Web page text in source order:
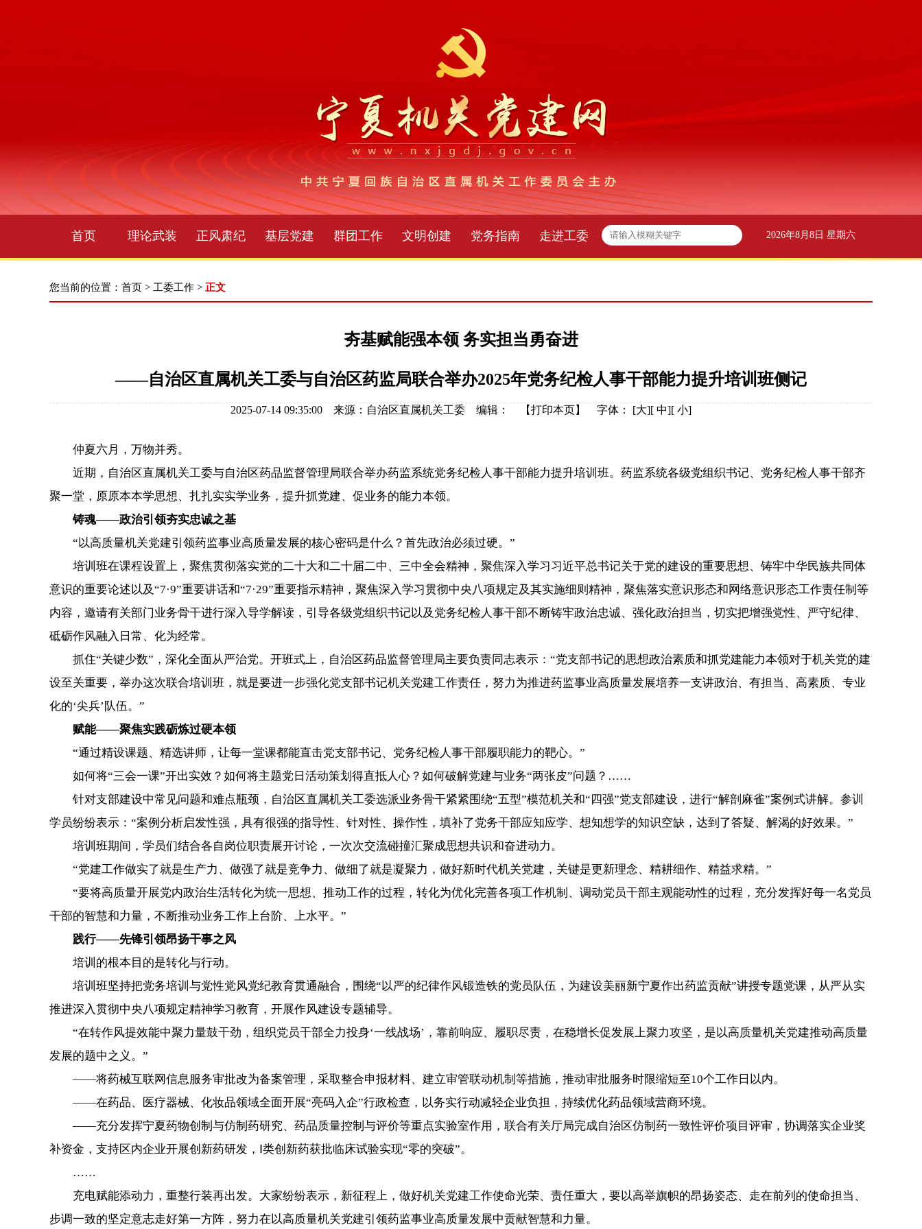
首页 理论武装 正风肃纪 基层党建 群团工作 文明创建 党务指南 走进工委 2026年8月8日 星期六
您当前的位置： 首页 > 工委工作 > 正文
夯基赋能强本领 务实担当勇奋进
——自治区直属机关工委与自治区药监局联合举办2025年党务纪检人事干部能力提升培训班侧记
2025-07-14 09:35:00 来源：自治区直属机关工委 编辑： 【打印本页】 字体： [大][ 中][ 小]
仲夏六月，万物并秀。
近期，自治区直属机关工委与自治区药品监督管理局联合举办药监系统党务纪检人事干部能力提升培训班。药监系统各级党组织书记、党务纪检人事干部齐
聚一堂，原原本本学思想、扎扎实实学业务，提升抓党建、促业务的能力本领。
铸魂——政治引领夯实忠诚之基
“以高质量机关党建引领药监事业高质量发展的核心密码是什么？首先政治必须过硬。”
培训班在课程设置上，聚焦贯彻落实党的二十大和二十届二中、三中全会精神，聚焦深入学习习近平总书记关于党的建设的重要思想、铸牢中华民族共同体
意识的重要论述以及“7·9”重要讲话和“7·29”重要指示精神，聚焦深入学习贯彻中央八项规定及其实施细则精神，聚焦落实意识形态和网络意识形态工作责任制等
内容，邀请有关部门业务骨干进行深入导学解读，引导各级党组织书记以及党务纪检人事干部不断铸牢政治忠诚、强化政治担当，切实把增强党性、严守纪律、
砥砺作风融入日常、化为经常。
抓住“关键少数”，深化全面从严治党。开班式上，自治区药品监督管理局主要负责同志表示：“党支部书记的思想政治素质和抓党建能力本领对于机关党的建
设至关重要，举办这次联合培训班，就是要进一步强化党支部书记机关党建工作责任，努力为推进药监事业高质量发展培养一支讲政治、有担当、高素质、专业
化的‘尖兵’队伍。”
赋能——聚焦实践砺炼过硬本领
“通过精设课题、精选讲师，让每一堂课都能直击党支部书记、党务纪检人事干部履职能力的靶心。”
如何将“三会一课”开出实效？如何将主题党日活动策划得直抵人心？如何破解党建与业务“两张皮”问题？……
针对支部建设中常见问题和难点瓶颈，自治区直属机关工委选派业务骨干紧紧围绕“五型”模范机关和“四强”党支部建设，进行“解剖麻雀”案例式讲解。参训
学员纷纷表示：“案例分析启发性强，具有很强的指导性、针对性、操作性，填补了党务干部应知应学、想知想学的知识空缺，达到了答疑、解渴的好效果。”
培训班期间，学员们结合各自岗位职责展开讨论，一次次交流碰撞汇聚成思想共识和奋进动力。
“党建工作做实了就是生产力、做强了就是竞争力、做细了就是凝聚力，做好新时代机关党建，关键是更新理念、精耕细作、精益求精。”
“要将高质量开展党内政治生活转化为统一思想、推动工作的过程，转化为优化完善各项工作机制、调动党员干部主观能动性的过程，充分发挥好每一名党员
干部的智慧和力量，不断推动业务工作上台阶、上水平。”
践行——先锋引领昂扬干事之风
培训的根本目的是转化与行动。
培训班坚持把党务培训与党性党风党纪教育贯通融合，围绕“以严的纪律作风锻造铁的党员队伍，为建设美丽新宁夏作出药监贡献”讲授专题党课，从严从实
推进深入贯彻中央八项规定精神学习教育，开展作风建设专题辅导。
“在转作风提效能中聚力量鼓干劲，组织党员干部全力投身‘一线战场’，靠前响应、履职尽责，在稳增长促发展上聚力攻坚，是以高质量机关党建推动高质量
发展的题中之义。”
——将药械互联网信息服务审批改为备案管理，采取整合申报材料、建立审管联动机制等措施，推动审批服务时限缩短至10个工作日以内。
——在药品、医疗器械、化妆品领域全面开展“亮码入企”行政检查，以务实行动减轻企业负担，持续优化药品领域营商环境。
——充分发挥宁夏药物创制与仿制药研究、药品质量控制与评价等重点实验室作用，联合有关厅局完成自治区仿制药一致性评价项目评审，协调落实企业奖
补资金，支持区内企业开展创新药研发，Ⅰ类创新药获批临床试验实现“零的突破”。
……
充电赋能添动力，重整行装再出发。大家纷纷表示，新征程上，做好机关党建工作使命光荣、责任重大，要以高举旗帜的昂扬姿态、走在前列的使命担当、
步调一致的坚定意志走好第一方阵，努力在以高质量机关党建引领药监事业高质量发展中贡献智慧和力量。